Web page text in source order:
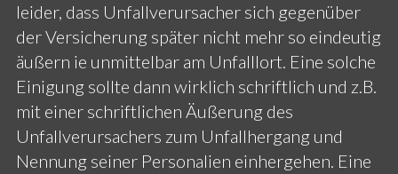
leider, dass Unfallverursacher sich gegenüber
der Versicherung später nicht mehr so eindeutig
äußern ie unmittelbar am Unfalllort. Eine solche
Einigung sollte dann wirklich schriftlich und z.B.
mit einer schriftlichen Äußerung des
Unfallverursachers zum Unfallhergang und
Nennung seiner Personalien einhergehen. Eine